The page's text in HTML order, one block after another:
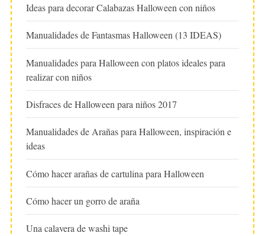
Ideas para decorar Calabazas Halloween con niños
Manualidades de Fantasmas Halloween (13 IDEAS)
Manualidades para Halloween con platos ideales para
realizar con niños
Disfraces de Halloween para niños 2017
Manualidades de Arañas para Halloween, inspiración e
ideas
Cómo hacer arañas de cartulina para Halloween
Cómo hacer un gorro de araña
Una calavera de washi tape